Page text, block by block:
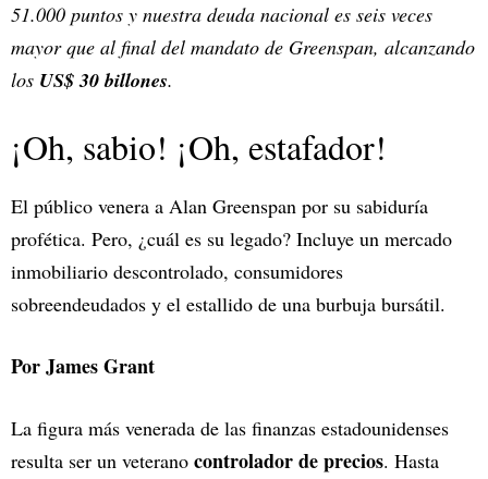
51.000 puntos y nuestra deuda nacional es seis veces
mayor que al final del mandato de Greenspan, alcanzando
los US$ 30 billones.
¡Oh, sabio! ¡Oh, estafador!
El público venera a Alan Greenspan por su sabiduría
profética. Pero, ¿cuál es su legado? Incluye un mercado
inmobiliario descontrolado, consumidores
sobreendeudados y el estallido de una burbuja bursátil.
Por James Grant
La figura más venerada de las finanzas estadounidenses
resulta ser un veterano controlador de precios. Hasta